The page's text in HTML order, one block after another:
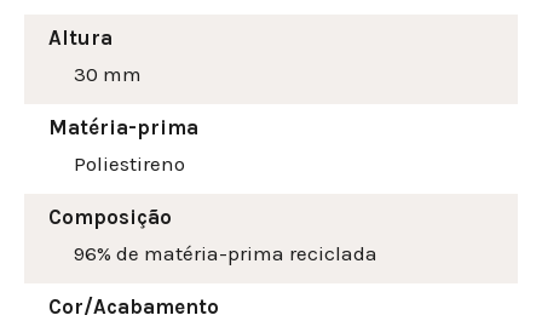
Altura
30 mm
Matéria-prima
Poliestireno
Composição
96% de matéria-prima reciclada
Cor/Acabamento